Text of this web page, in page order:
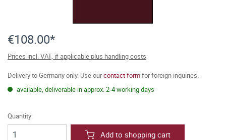
€108.00*
Prices incl. VAT, if applicable plus handling costs
Delivery to Germany only. Use ourcontact formfor foreign inquiries.
available, deliverable in approx. 2-4 working days
Quantity:
Add to shopping cart